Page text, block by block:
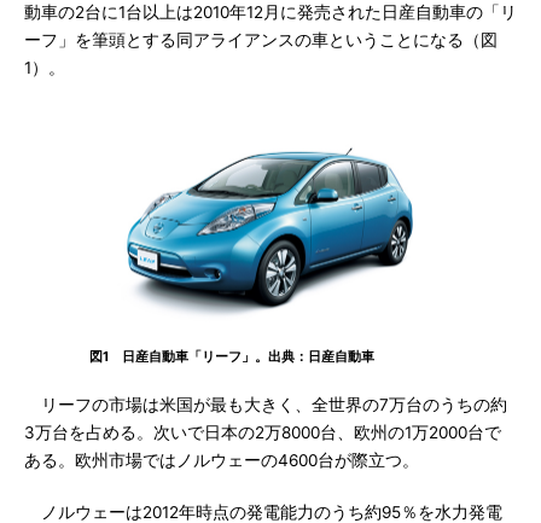
動車の2台に1台以上は2010年12月に発売された日産自動車の「リ
ーフ」を筆頭とする同アライアンスの車ということになる（図
1）。
図1 日産自動車「リーフ」。出典：日産自動車
リーフの市場は米国が最も大きく、全世界の7万台のうちの約
3万台を占める。次いで日本の2万8000台、欧州の1万2000台で
ある。欧州市場ではノルウェーの4600台が際立つ。
ノルウェーは2012年時点の発電能力のうち約95％を水力発電